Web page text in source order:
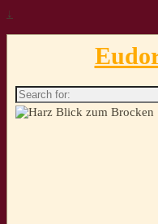
↓
Search
for: